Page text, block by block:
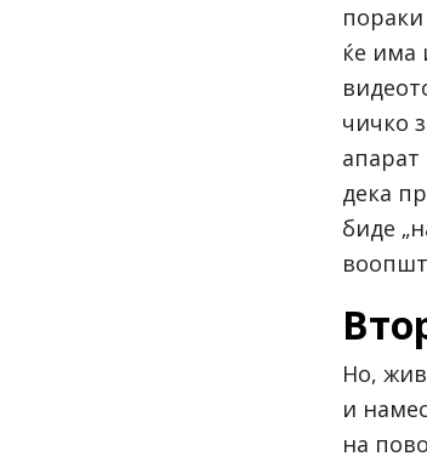
ќе има
чичко
дека
биде
Но,
и
на